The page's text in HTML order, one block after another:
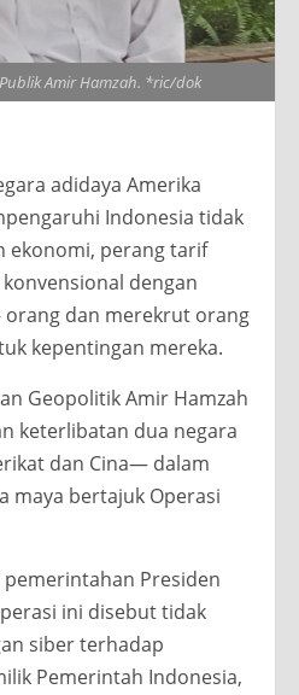
Amir Hamzah. *ric/dok
adidaya Amerika
Indonesia tidak
ekonomi, perang tarif
dengan
orang dan merekrut orang
kepentingan mereka.
Geopolitik Amir Hamzah
keterlibatan dua negara
dan Cina— dalam
maya bertajuk Operasi
Presiden
ini disebut tidak
siber terhadap
Pemerintah Indonesia,